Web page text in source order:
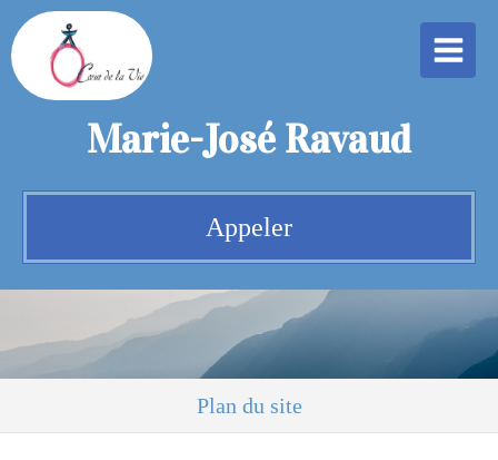
Marie-José Ravaud
Appeler
Plan du site